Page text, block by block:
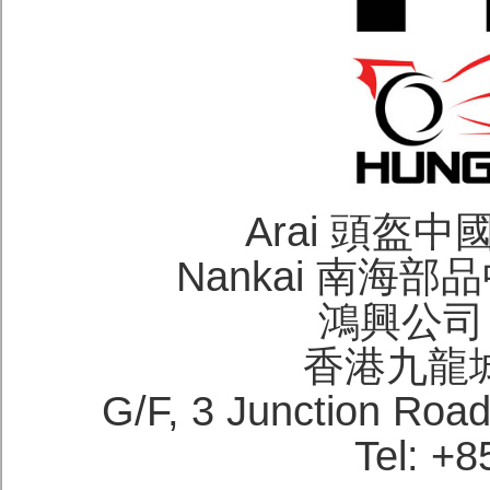
Arai 頭盔中
Nankai 南海部
鴻興公
香港九龍
G/F, 3 Junction
Tel: